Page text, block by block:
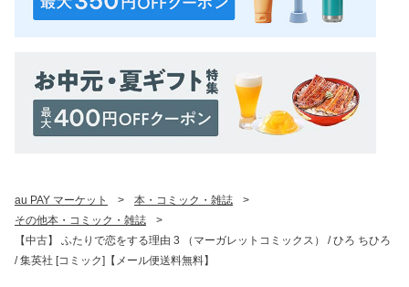
au PAY マーケット > 本・コミック・雑誌
>
その他本・コミック・雑誌
>
【中古】 ふたりで恋をする理由 3 （マーガレットコミックス） / ひろ ちひろ
/ 集英社 [コミック]【メール便送料無料】